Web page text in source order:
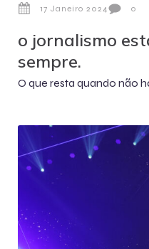
17 Janeiro 2024 0
o jornalismo
sempre.
O que resta quando não